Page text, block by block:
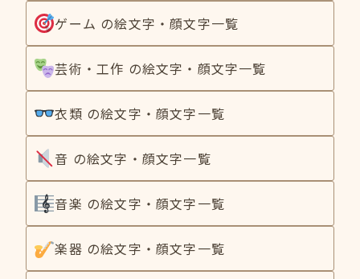
ゲーム の絵文字・顔文字一覧
芸術・工作 の絵文字・顔文字一覧
衣類 の絵文字・顔文字一覧
音 の絵文字・顔文字一覧
音楽 の絵文字・顔文字一覧
楽器 の絵文字・顔文字一覧